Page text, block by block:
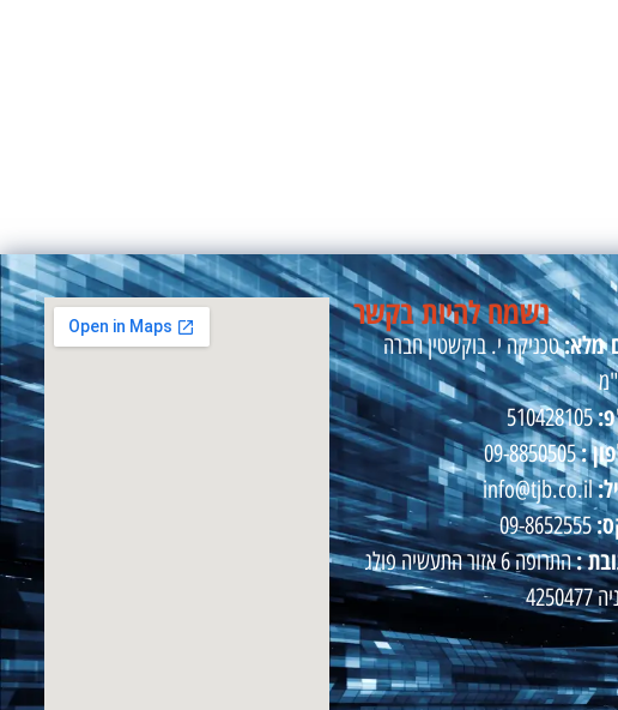
נשמח להיות בקשר
מלא:טכניקה י. בוקשטין חברה
510428105
:
09-8850505
info@tjb.co.il
09-8652555
:
התרופה 6 אזור התעשיה פולג